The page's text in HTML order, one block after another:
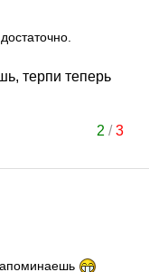
терпи теперь
2 /3